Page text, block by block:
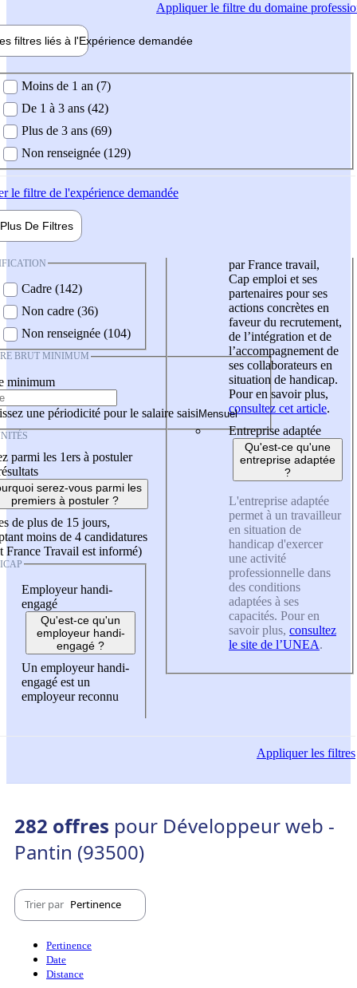
Appliquerle filtre du domaine
filtres liés à l'Expérience demandée
demandée
Moins de 1 an (7)
De 1 à 3 ans (42)
Plus de 3 ans (69)
Non renseignée (129)
le filtre de l'expérience demandée
Plus De Filtres
Cadre (142)
Non cadre (36)
Non renseignée (104)
BRUT MINIMUM
minimum
une périodicité pour le salaire saisi
parmi les 1ers à postuler
serez-vous parmi les
premiers à postuler ?
de plus de 15 jours,
moins de 4 candidatures
France Travail est informé)
Employeur handi-
engagé
Qu'est-ce qu'un
employeur handi-
engagé ?
Un employeur handi-
engagé est un
employeur reconnu
par France travail,
Cap emploi et ses
partenaires pour ses
actions concrètes en
faveur du recrutement,
de l’intégration et de
l’accompagnement de
ses collaborateurs en
situation de handicap.
Pour en savoir plus,
consultez cet article.
Entreprise adaptée
Qu'est-ce qu'une
entreprise adaptée
?
L'entreprise adaptée
permet à un travailleur
en situation de
handicap d'exercer
une activité
professionnelle dans
des conditions
adaptées à ses
capacités. Pour en
savoir plus, consultez
le site de l’UNEA.
Appliquerles filtres
282 offres pour Développeur web -
Pantin (93500)
Trier par Pertinence
Pertinence
Date
Distance